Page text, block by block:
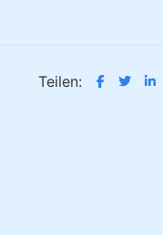
Teilen: